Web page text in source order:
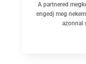
A partnered
engedj meg
azonnal